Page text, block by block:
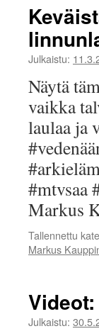
Julkaistu:
Näytä
vaikka
laulaa ja
#mtvsaa
Markus
Tallennettu
Markus
Julkaistu: